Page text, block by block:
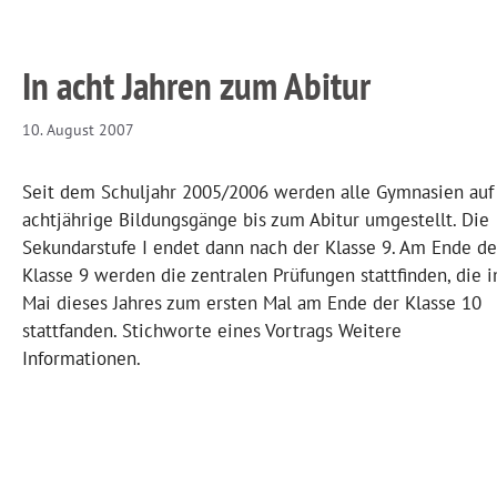
In acht Jahren zum Abitur
10. August 2007
Seit dem Schuljahr 2005/2006 werden alle Gymnasien auf
achtjährige Bildungsgänge bis zum Abitur umgestellt. Die
Sekundarstufe I endet dann nach der Klasse 9. Am Ende
Klasse 9 werden die zentralen Prüfungen stattfinden, die
Mai dieses Jahres zum ersten Mal am Ende der Klasse 10
stattfanden. Stichworte eines Vortrags Weitere
Informationen.